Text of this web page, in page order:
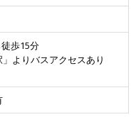
歩15分
よりバスアクセスあり